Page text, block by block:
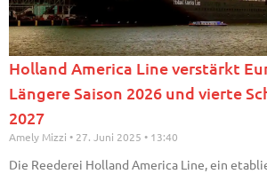
Holland America Line verstärkt
Längere Saison 2026 und vierte
2027
Amely Mizzi 27. Juni 2025 13:40
Die Reederei Holland America Line, ein